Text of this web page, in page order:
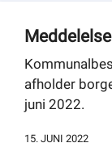
Tsunami
sullissivik.gl
afholder
juni 2022.
15. JUNI 2022